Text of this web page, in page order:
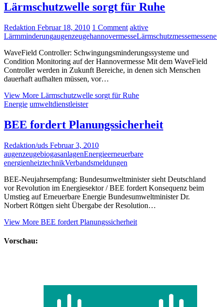
Lärmschutzwelle sorgt für Ruhe
Redaktion Februar 18, 2010 1 Comment aktive
LärmminderungaugenzeugehannovermesseLärmschutzmesse
WaveField Controller: Schwingungsminderungssysteme und
Condition Monitoring auf der Hannovermesse Mit dem WaveField
Controller werden in Zukunft Bereiche, in denen sich Menschen
dauerhaft aufhalten müssen, vor…
View More Lärmschutzwelle sorgt für Ruhe
Energie umweltdienstleister
BEE fordert Planungssicherheit
Redaktion/uds Februar 3, 2010
augenzeugebiogasanlagenEnergieerneuerbare
energienheiztechnikVerbandsmeldungen
BEE-Neujahrsempfang: Bundesumweltminister sieht Deutschland
vor Revolution im Energiesektor / BEE fordert Konsequenz beim
Umstieg auf Erneuerbare Energie Bundesumweltminister Dr.
Norbert Röttgen sieht Übergabe der Resolution…
View More BEE fordert Planungssicherheit
Vorschau: